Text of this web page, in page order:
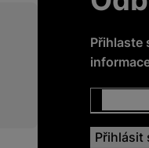
Přihlaste